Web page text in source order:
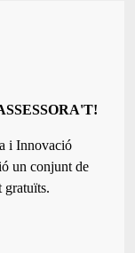
i Innovació
un conjunt de
gratuïts.